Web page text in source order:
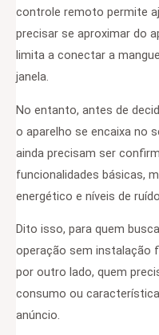
controle remoto permite
precisar se aproximar do
limita a conectar a
janela.
No entanto, antes de
o aparelho se encaixa no
ainda precisam ser
funcionalidades básicas,
energético e níveis de
Dito isso, para quem
operação sem instalação
por outro lado, quem
consumo ou
anúncio.